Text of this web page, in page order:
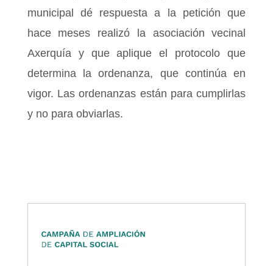
municipal dé respuesta a la petición que
hace meses realizó la asociación vecinal
Axerquía y que aplique el protocolo que
determina la ordenanza, que continúa en
vigor. Las ordenanzas están para cumplirlas
y no para obviarlas.